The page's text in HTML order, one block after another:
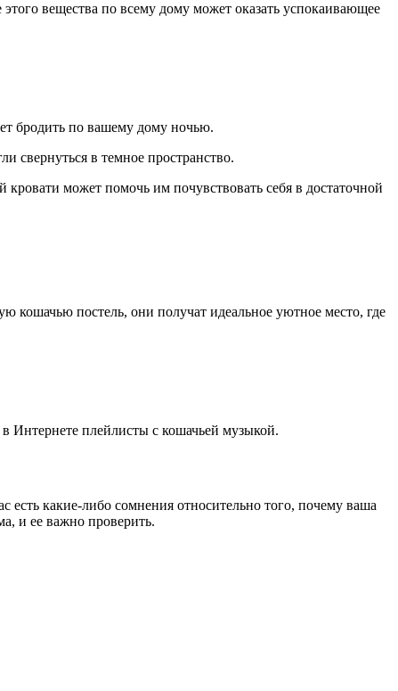
вещества по всему дому может оказать успокаивающее
бродить по вашему дому ночью.
свернуться в темное пространство.
может помочь им почувствовать себя в достаточной
кошачью постель, они получат идеальное уютное место, где
плейлисты с кошачьей музыкой.
какие-либо сомнения относительно того, почему ваша
и ее важно проверить.